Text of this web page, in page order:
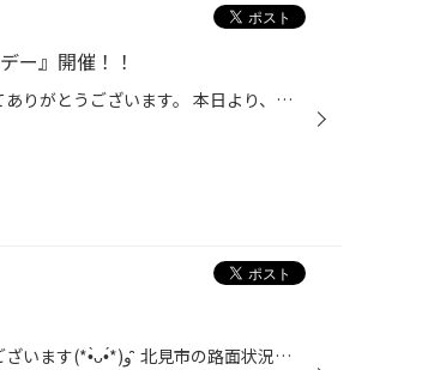
ー』開催！！
こんにちは、いつも当店をご利用いただきましてありがとうございます。 本日より、コクピット・タイヤ館におきまして、 期間限定！ サイズ限定！！ 数量限定！！！ お得にお買い求めいただける、「タイヤスペシャルプライスデー」がスタートします！ お得なタイヤのご紹介！！ ワゴンR、N-BOX、タン...
みなさん、こんばんは(*•̀ᴗ•́*)و ̑̑ タイヤ館北見でございます(*•̀ᴗ•́*)و ̑̑ 北見市の路面状況がとってーも悪いです(´·ω·̥`) ツルツル路面でヒヤッとしてませんか？ もしかしたらその冬タイヤ、 すでに交換時期を迎えているかもしれません！！ 詳しいチェックなども無料でできますので、 タイヤのプ...